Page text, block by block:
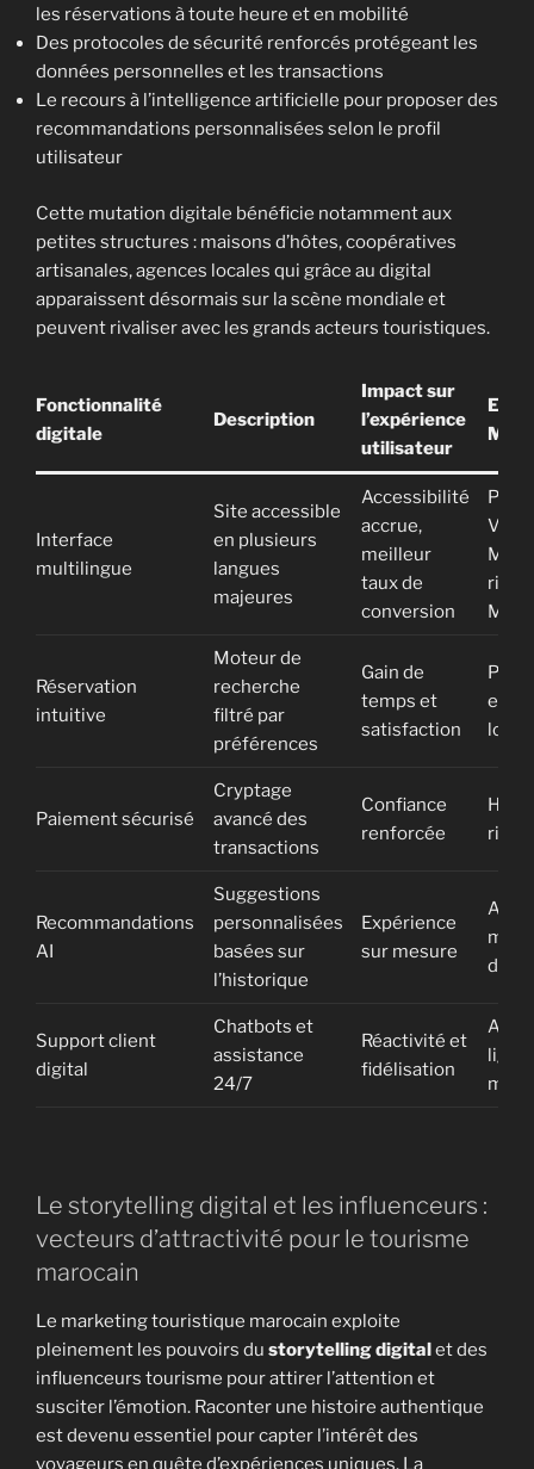
les réservations à toute heure et en mobilité
Des protocoles de sécurité renforcés protégeant les
données personnelles et les transactions
Le recours à l’intelligence artificielle pour proposer des
recommandations personnalisées selon le profil
utilisateur
Cette mutation digitale bénéficie notamment aux
petites structures : maisons d’hôtes, coopératives
artisanales, agences locales qui grâce au digital
apparaissent désormais sur la scène mondiale et
peuvent rivaliser avec les grands acteurs touristiques.
Fonctionnalité
digitale
Description
Impact sur
l’expérience
utilisateur
Interface
multilingue
Site accessible
en plusieurs
langues
majeures
Accessibilité
accrue,
meilleur
taux de
conversion
Visit
riads
Réservation
intuitive
Moteur de
recherche
filtré par
préférences
Gain de
temps et
satisfaction
e-
Paiement sécurisé
Cryptage
avancé des
transactions
Confiance
renforcée
riads
Recommandations
AI
Suggestions
personnalisées
basées sur
l’historique
Expérience
sur mesure
Support client
digital
Chatbots et
assistance
24/7
Réactivité et
fidélisation
ligne
Le storytelling digital et les influenceurs :
vecteurs d’attractivité pour le tourisme
marocain
Le marketing touristique marocain exploite
pleinement les pouvoirs du storytelling digitalet des
influenceurs tourisme pour attirer l’attention et
susciter l’émotion. Raconter une histoire authentique
est devenu essentiel pour capter l’intérêt des
voyageurs en quête d’expériences uniques. La